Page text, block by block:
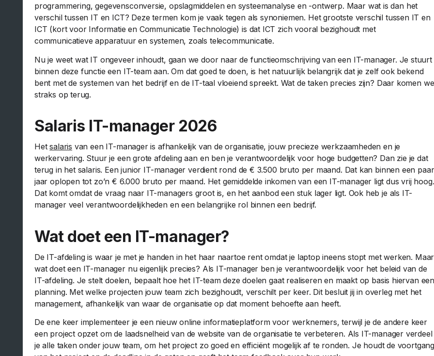
programmering, gegevensconversie, opslagmiddelen en systeemanalyse en -ontwerp. Maar wat is dan het
verschil tussen IT en ICT? Deze termen kom je vaak tegen als synoniemen. Het grootste verschil tussen IT en
ICT (kort voor Informatie en Communicatie Technologie) is dat ICT zich vooral bezighoudt met
communicatieve apparatuur en systemen, zoals telecommunicatie.
Nu je weet wat IT ongeveer inhoudt, gaan we door naar de functieomschrijving van een IT-manager. Je stuurt
binnen deze functie een IT-team aan. Om dat goed te doen, is het natuurlijk belangrijk dat je zelf ook bekend
bent met de systemen van het bedrijf en de IT-taal vloeiend spreekt. Wat de taken precies zijn? Daar komen we
straks op terug.
Salaris IT-manager 2026
Hetsalaris van een IT-manager is afhankelijk van de organisatie, jouw precieze werkzaamheden en je
werkervaring. Stuur je een grote afdeling aan en ben je verantwoordelijk voor hoge budgetten? Dan zie je dat
terug in het salaris. Een junior IT-manager verdient rond de € 3.500 bruto per maand. Dat kan binnen een paar
jaar oplopen tot zo’n € 6.000 bruto per maand. Het gemiddelde inkomen van een IT-manager ligt dus vrij hoog.
Dat komt omdat de vraag naar IT-managers groot is, en het aanbod een stuk lager ligt. Ook heb je als IT-
manager veel verantwoordelijkheden en een belangrijke rol binnen een bedrijf.
Wat doet een IT-manager?
De IT-afdeling is waar je met je handen in het haar naartoe rent omdat je laptop ineens stopt met werken. Maar
wat doet een IT-manager nu eigenlijk precies? Als IT-manager ben je verantwoordelijk voor het beleid van de
IT-afdeling. Je stelt doelen, bepaalt hoe het IT-team deze doelen gaat realiseren en maakt op basis hiervan een
planning. Met welke projecten jouw team zich bezighoudt, verschilt per keer. Dit besluit jij in overleg met het
management, afhankelijk van waar de organisatie op dat moment behoefte aan heeft.
De ene keer implementeer je een nieuw online informatieplatform voor werknemers, terwijl je de andere keer
een project opzet om de laadsnelheid van de website van de organisatie te verbeteren. Als IT-manager verdeel
je alle taken onder jouw team, om het project zo goed en efficiënt mogelijk af te ronden. Je houdt de voortgang